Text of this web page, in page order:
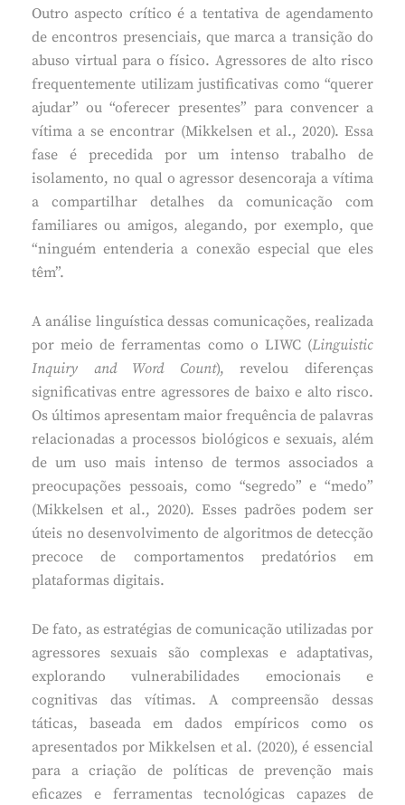
Outro aspecto crítico é a tentativa de agendamento
de encontros presenciais, que marca a transição do
abuso virtual para o físico. Agressores de alto risco
frequentemente utilizam justificativas como “querer
ajudar” ou “oferecer presentes” para convencer a
vítima a se encontrar (Mikkelsen et al., 2020). Essa
fase é precedida por um intenso trabalho de
isolamento, no qual o agressor desencoraja a vítima
a compartilhar detalhes da comunicação com
familiares ou amigos, alegando, por exemplo, que
“ninguém entenderia a conexão especial que eles
têm”.
A análise linguística dessas comunicações, realizada
por meio de ferramentas como o LIWC (Linguistic
Inquiry and Word Count), revelou diferenças
significativas entre agressores de baixo e alto risco.
Os últimos apresentam maior frequência de palavras
relacionadas a processos biológicos e sexuais, além
de um uso mais intenso de termos associados a
preocupações pessoais, como “segredo” e “medo”
(Mikkelsen et al., 2020). Esses padrões podem ser
úteis no desenvolvimento de algoritmos de detecção
precoce de comportamentos predatórios em
plataformas digitais.
De fato, as estratégias de comunicação utilizadas por
agressores sexuais são complexas e adaptativas,
explorando vulnerabilidades emocionais e
cognitivas das vítimas. A compreensão dessas
táticas, baseada em dados empíricos como os
apresentados por Mikkelsen et al. (2020), é essencial
para a criação de políticas de prevenção mais
eficazes e ferramentas tecnológicas capazes de